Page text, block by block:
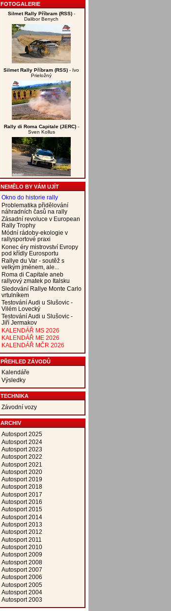
FOTOGALERIE
Silmet Rally Příbram (RSS)-
Dalibor Benych
Silmet Rally Příbram (RSS) - Ivo
Prieložný
Rally di Roma Capitale (JERC)-
Sven Kollus
NEMĚLO BY VÁM UJÍT
Okno do historie rally
Problematika přidělování
náhradních časů na rally
Zásadní revoluce v European
Rally Trophy
Módní rádoby-ekologie v
rallysportové praxi
Konec éry mistrovství Evropy
pod křídly Eurosportu
Rallye du Var - soutěž s
velkým jménem, ale...
Roma di Capitale aneb
rallyový zmatek po Italsku
Sledování Rallye Monte Carlo
vrtulníkem
Testování Audi u Slušovic -
Vilém Lovecký
Testování Audi u Slušovic -
Jiří Jermakov
KALENDÁŘ MS 2026
KALENDÁŘ ME 2026
KALENDÁŘ MČR 2026
PŘEHLED ZÁVODŮ
Kalendáře
Výsledky
TECHNIKA
Závodní vozy
ARCHIV
Autosport 2025
Autosport 2024
Autosport 2023
Autosport 2022
Autosport 2021
Autosport 2020
Autosport 2019
Autosport 2018
Autosport 2017
Autosport 2016
Autosport 2015
Autosport 2014
Autosport 2013
Autosport 2012
Autosport 2011
Autosport 2010
Autosport 2009
Autosport 2008
Autosport 2007
Autosport 2006
Autosport 2005
Autosport 2004
Autosport 2003